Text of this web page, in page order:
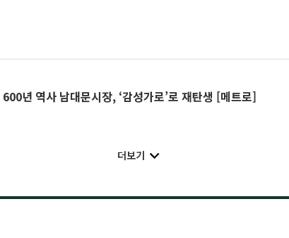
600년 역사 남대문시장, ‘감성가로’로 재탄생 [메트로]
더보기